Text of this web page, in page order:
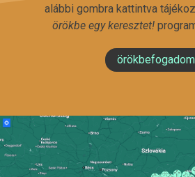
alábbi gombra kattintva
örökbe egy keresztet!
örökbefogadom